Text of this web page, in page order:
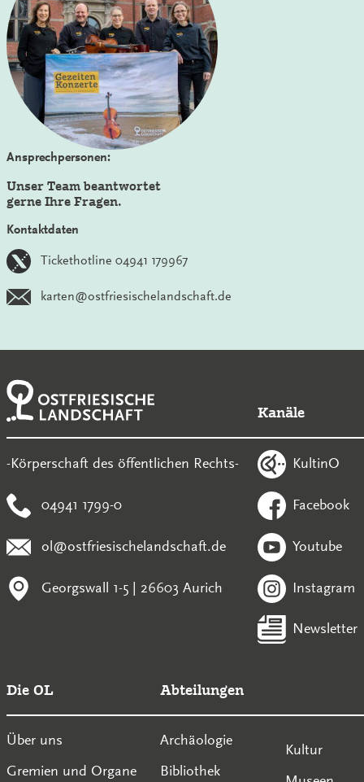
Ansprechpersonen:
Unser Team beantwortet
gerne Ihre Fragen.
Kontaktdaten
Tickethotline 04941 179967
karten@ostfriesischelandschaft.de
-Körperschaft des öffentlichen Rechts-
04941 1799-0
ol@ostfriesischelandschaft.de
Georgswall 1-5 | 26603 Aurich
Kanäle
KultinO
Facebook
Youtube
Instagram
Newsletter
Die OL
Über uns
Gremien und Organe
Abteilungen
Archäologie
Bibliothek
Kultur